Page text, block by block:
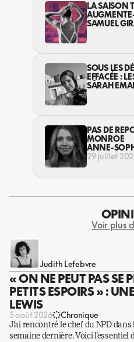
LA SAISON
VIOLENCES
SAMUEL
SOUS LES
EFFACÉE :
RÊVES
SARAH
PAS DE
MONROE
ANNE-
29 juillet
Voir plus
Judith Lefebvre
« ON NE PEUT PAS SE
PETITS ESPOIRS » :
LEWIS
5 août 2026 Chronique
J’ai rencontré le chef du NPD
semaine dernière. Voici